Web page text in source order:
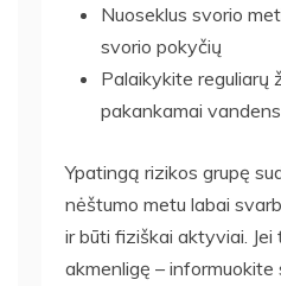
Nuoseklus svorio
svorio pokyčių
Palaikykite reguliarų
pakankamai vandens
Ypatingą rizikos grupę
nėštumo metu labai
ir būti fiziškai aktyviai.
akmenligę – informuokite